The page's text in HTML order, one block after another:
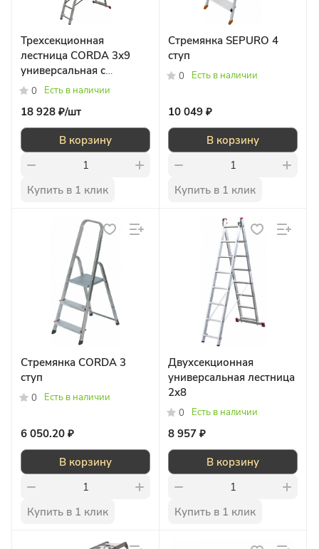
Трехсекционная
лестница CORDA 3х9
универсальная с
допфункцией
0 Есть в наличии
18 928 ₽/шт
В корзину
Купить в 1 клик
Стремянка SEPURO 4
ступ
0 Есть в наличии
10 049 ₽
В корзину
Купить в 1 клик
Стремянка CORDA 3
ступ
0 Есть в наличии
6 050.20 ₽
В корзину
Купить в 1 клик
Двухсекционная
универсальная лестница
2х8
0 Есть в наличии
8 957 ₽
В корзину
Купить в 1 клик